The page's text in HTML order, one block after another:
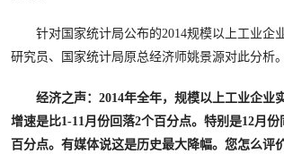
针对国家统计局公布的2014规模以上工业企
研究员、国家统计局原总经济师姚景源对此分析。
经济之声：2014年全年，规模以上工业企业
增速是比1-11月份回落2个百分点。特别是12月
百分点。有媒体说这是历史最大降幅。您怎么评